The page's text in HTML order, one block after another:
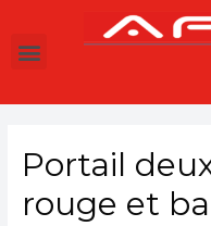
Portail
rouge et